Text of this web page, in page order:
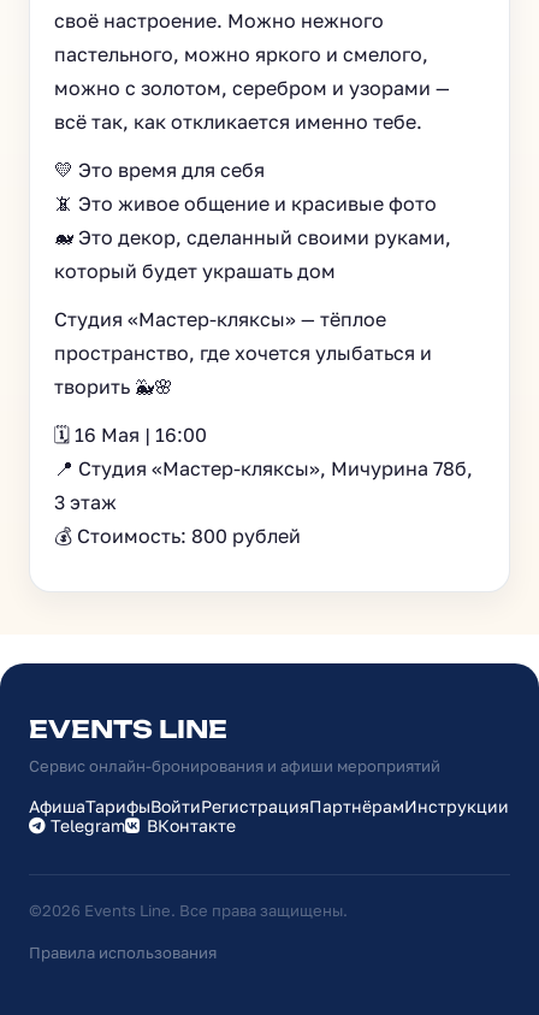
своё настроение. Можно нежного
пастельного, можно яркого и смелого,
можно с золотом, серебром и узорами —
всё так, как откликается именно тебе.
💛 Это время для себя
📵 Это живое общение и красивые фото
🐋 Это декор, сделанный своими руками,
который будет украшать дом
Студия «Мастер-кляксы» — тёплое
пространство, где хочется улыбаться и
творить 🐳🌸
🗓 16 Мая | 16:00
📍 Студия «Мастер-кляксы», Мичурина 78б,
3 этаж
💰 Стоимость: 800 рублей
EVENTS LINE
Сервис онлайн-бронирования и афиши мероприятий
АфишаТарифыВойтиРегистрацияПартнёрамИнструкции
Telegram
ВКонтакте
©2026 Events Line. Все права защищены.
Правила использования